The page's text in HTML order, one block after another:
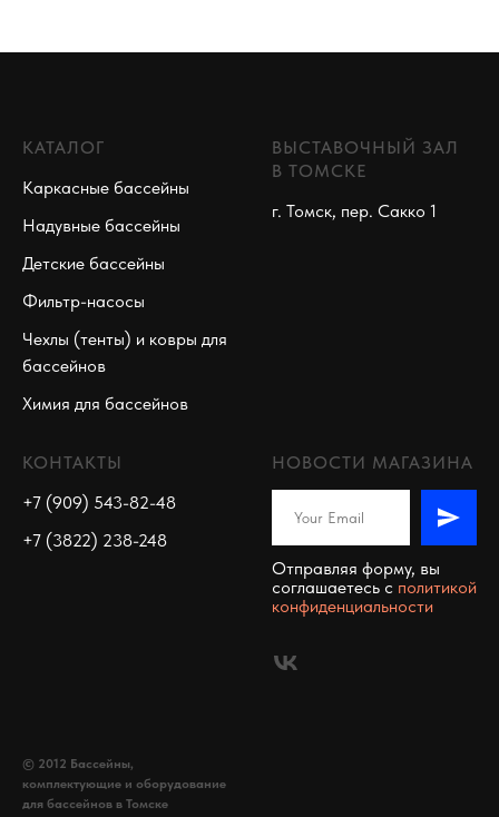
КАТАЛОГ
Каркасные бассейны
Надувные бассейны
Детские бассейны
Фильтр-насосы
Чехлы (тенты) и ковры для
бассейнов
Химия для бассейнов
ВЫСТАВОЧНЫЙ ЗАЛ
В ТОМСКЕ
г. Томск, пер. Сакко 1
КОНТАКТЫ
+7 (909) 543-82-48
+7 (3822) 238-248
НОВОСТИ МАГАЗИНА
Отправляя форму, вы
соглашаетесь c политикой
конфиденциальности
© 2012 Бассейны,
комплектующие и оборудование
для бассейнов в Томске